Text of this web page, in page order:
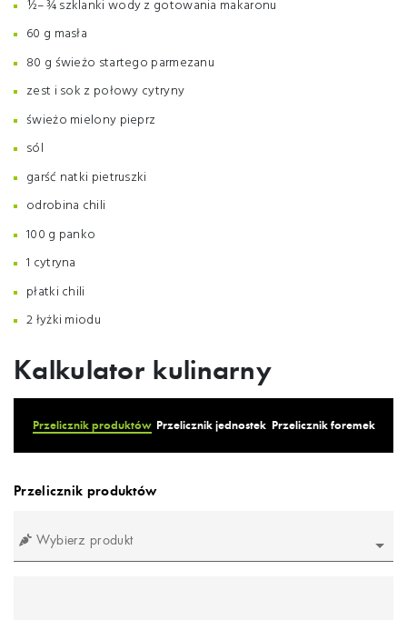
½–¾ szklanki wody z gotowania makaronu
60 g masła
80 g świeżo startego parmezanu
zest i sok z połowy cytryny
świeżo mielony pieprz
sól
garść natki pietruszki
odrobina chili
100 g panko
1 cytryna
płatki chili
2 łyżki miodu
Kalkulator kulinarny
Przelicznik produktów Przelicznik jednostek Przelicznik foremek
Przelicznik produktów
Wybierz produkt